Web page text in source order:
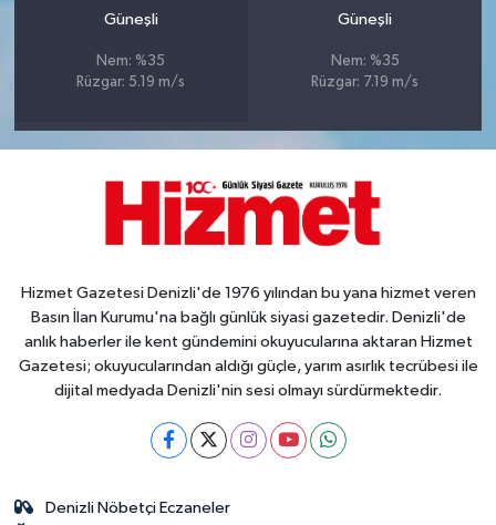
Güneşli
Nem: %35
Rüzgar: 5.19 m/s
Güneşli
Nem: %35
Rüzgar: 7.19 m/s
Hizmet Gazetesi Denizli'de 1976 yılından bu yana hizmet veren
Basın İlan Kurumu'na bağlı günlük siyasi gazetedir. Denizli'de
anlık haberler ile kent gündemini okuyucularına aktaran Hizmet
Gazetesi; okuyucularından aldığı güçle, yarım asırlık tecrübesi ile
dijital medyada Denizli'nin sesi olmayı sürdürmektedir.
Denizli Nöbetçi Eczaneler